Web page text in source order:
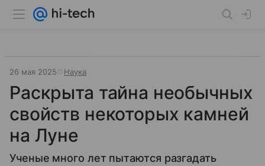
26 мая 2025 Наука
Раскрыта тайна необычных
свойств некоторых камней
на Луне
Ученые много лет пытаются разгадать